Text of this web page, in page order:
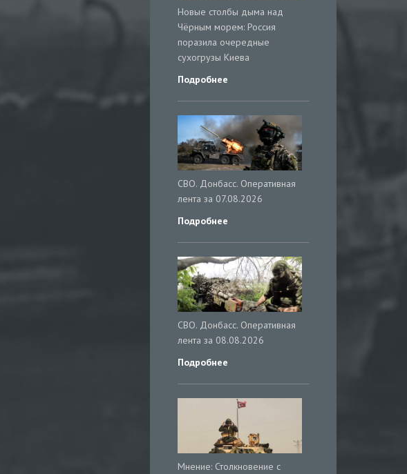
Новые столбы дыма над
Чёрным морем: Россия
поразила очередные
сухогрузы Киева
Подробнее
СВО. Донбасс. Оперативная
лента за 07.08.2026
Подробнее
СВО. Донбасс. Оперативная
лента за 08.08.2026
Подробнее
Мнение: Столкновение с